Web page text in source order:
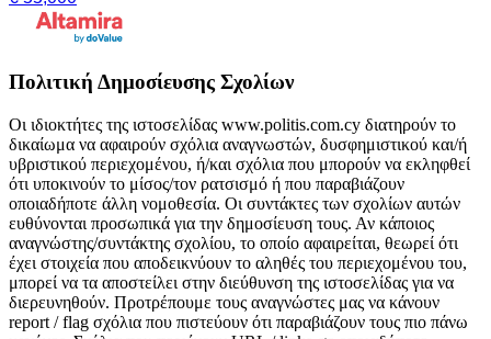
Πολιτική Δημοσίευσης Σχολίων
Οι ιδιοκτήτες της ιστοσελίδας www.politis.com.cy διατηρούν το
δικαίωμα να αφαιρούν σχόλια αναγνωστών, δυσφημιστικού και/ή
υβριστικού περιεχομένου, ή/και σχόλια που μπορούν να εκληφθεί
ότι υποκινούν το μίσος/τον ρατσισμό ή που παραβιάζουν
οποιαδήποτε άλλη νομοθεσία. Οι συντάκτες των σχολίων αυτών
ευθύνονται προσωπικά για την δημοσίευση τους. Αν κάποιος
αναγνώστης/συντάκτης σχολίου, το οποίο αφαιρείται, θεωρεί ότι
έχει στοιχεία που αποδεικνύουν το αληθές του περιεχομένου του,
μπορεί να τα αποστείλει στην διεύθυνση της ιστοσελίδας για να
διερευνηθούν. Προτρέπουμε τους αναγνώστες μας να κάνουν
report / flag σχόλια που πιστεύουν ότι παραβιάζουν τους πιο πάνω